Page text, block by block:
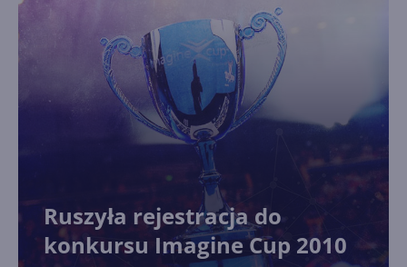
Ruszyła rejestracja do
konkursu Imagine Cup 2010